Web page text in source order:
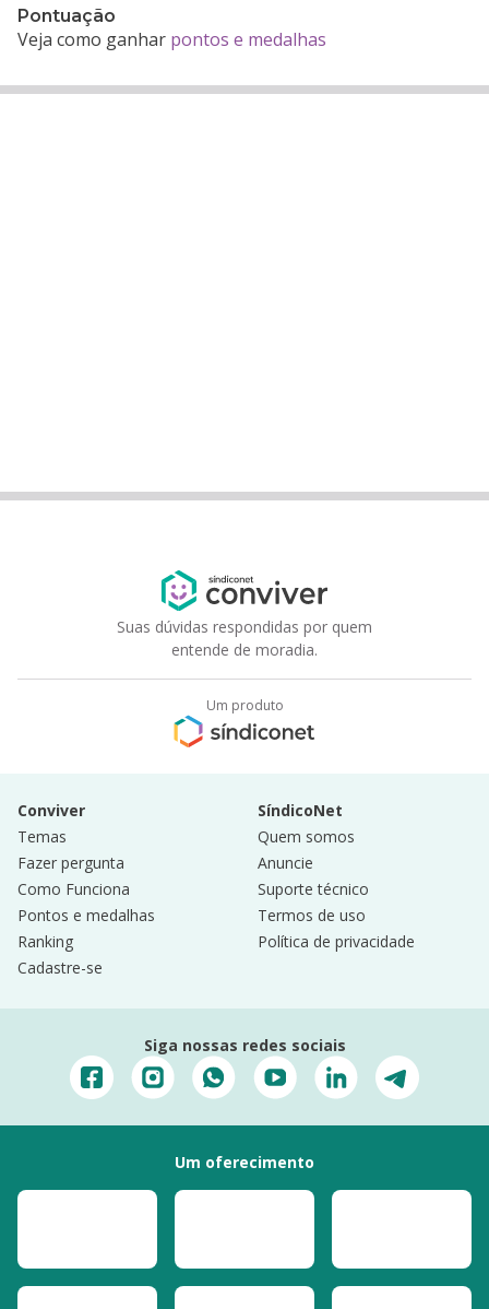
Pontuação
Veja como ganhar pontos e medalhas
Suas dúvidas respondidas por quem
entende de moradia.
Um produto
Conviver
Temas
Fazer pergunta
Como Funciona
Pontos e medalhas
Ranking
Cadastre-se
SíndicoNet
Quem somos
Anuncie
Suporte técnico
Termos de uso
Política de privacidade
Siga nossas redes sociais
Um oferecimento